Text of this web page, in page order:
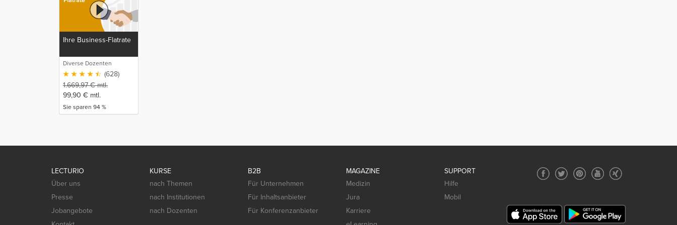
Ihre Business-Flatrate
Diverse Dozenten
(628)
1.669,97€mtl.
99,90 € mtl.
Sie sparen 94 %
LECTURIO
Über uns
Presse
Jobangebote
KURSE
nach Themen
nach Institutionen
nach Dozenten
B2B
Für Unternehmen
Für Inhaltsanbieter
Für Konferenzanbieter
MAGAZINE
Medizin
Jura
Karriere
SUPPORT
Hilfe
Mobil